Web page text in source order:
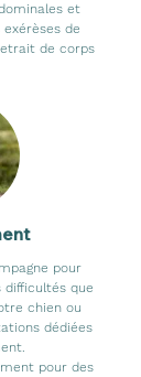
et
de
de corps
pour
difficultés que
chien ou
dédiées
pour des